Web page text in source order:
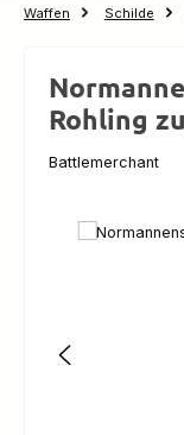
Waffen Schilde
Rohling
Battlemerchant
Bildergalerie